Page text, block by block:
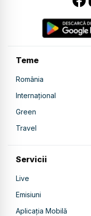
Teme
România
Internațional
Green
Travel
Servicii
Live
Emisiuni
Aplicația Mobilă